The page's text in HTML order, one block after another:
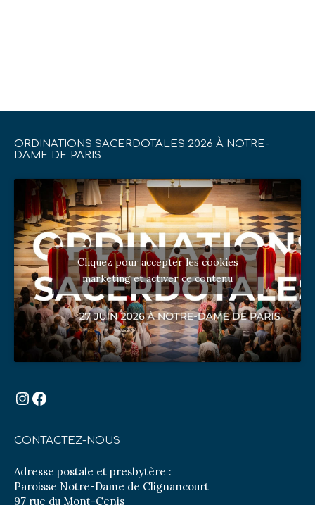
ORDINATIONS SACERDOTALES 2026 À NOTRE-
DAME DE PARIS
Cliquez pour accepter les cookies
marketing et activer ce contenu
Instagram
Facebook
CONTACTEZ-NOUS
Adresse postale et presbytère :
Paroisse Notre-Dame de Clignancourt
97 rue du Mont-Cenis